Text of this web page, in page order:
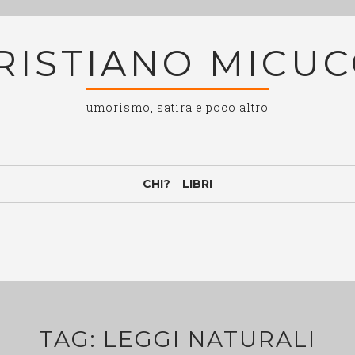
umorismo, satira e poco altro
CHI? LIBRI
TAG: LEGGI NATURALI